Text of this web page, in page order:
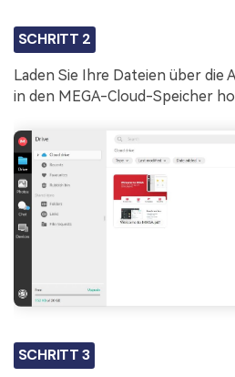
SCHRITT 2
Laden Sie Ihre Dateien über die
in den MEGA-Cloud-Speicher
SCHRITT 3